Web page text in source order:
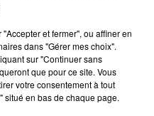
et fermer", ou affiner en
dans "Gérer mes choix".
sur "Continuer sans
que pour ce site. Vous
votre consentement à tout
situé en bas de chaque page.